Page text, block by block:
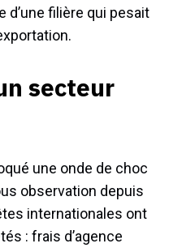
d’une filière qui pesait
secteur
une onde de choc
observation depuis
internationales ont
: frais d’agence